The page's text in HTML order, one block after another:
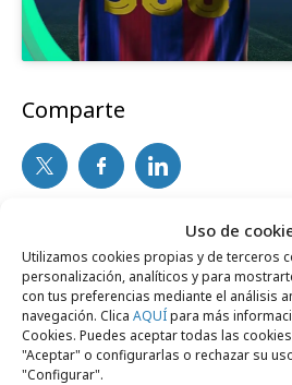
Uso de
Utilizamos cookies propias y de terceros
personalización, analíticos y para
con tus preferencias mediante el análisis
navegación. Clica AQUÍpara más
Cookies. Puedes aceptar todas las
"Aceptar" o configurarlas o rechazar su
"Configurar".
Comparte
Noticias
No se han encontrado